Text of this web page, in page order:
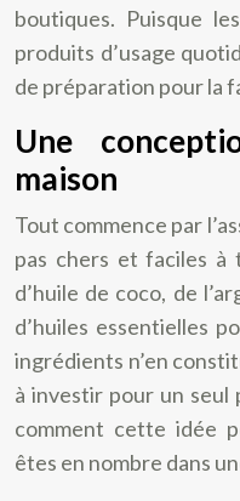
boutiques. Puisque
produits d’usage
de préparation pour la
Une
maison
Tout commence par
pas chers et faciles à
d’huile de coco, de
d’huiles essentielles
ingrédients n’en
à investir pour un seul
comment cette idée
êtes en nombre dans